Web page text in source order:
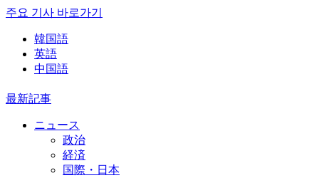
주요 기사 바로가기
韓国語
英語
中国語
最新記事
ニュース
政治
経済
国際・日本